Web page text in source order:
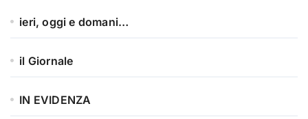
ieri, oggi e domani…
il Giornale
IN EVIDENZA